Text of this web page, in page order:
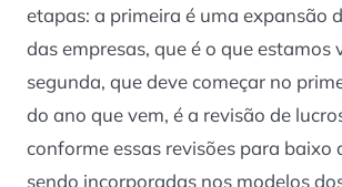
etapas: a primeira é uma expansão
das empresas, que é o que estamos
segunda, que deve começar no
do ano que vem, é a revisão de
conforme essas revisões para baixo
sendo incorporadas nos modelos